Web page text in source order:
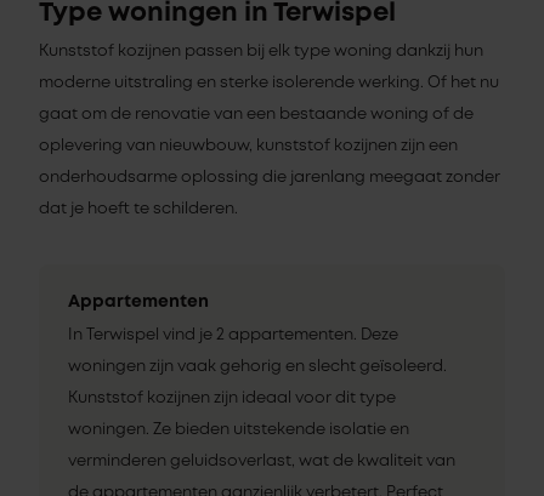
Type woningen in Terwispel
Kunststof kozijnen passen bij elk type woning dankzij hun
moderne uitstraling en sterke isolerende werking. Of het nu
gaat om de renovatie van een bestaande woning of de
oplevering van nieuwbouw, kunststof kozijnen zijn een
onderhoudsarme oplossing die jarenlang meegaat zonder
dat je hoeft te schilderen.
Appartementen
In Terwispel vind je 2 appartementen. Deze
woningen zijn vaak gehorig en slecht geïsoleerd.
Kunststof kozijnen zijn ideaal voor dit type
woningen. Ze bieden uitstekende isolatie en
verminderen geluidsoverlast, wat de kwaliteit van
de appartementen aanzienlijk verbetert. Perfect